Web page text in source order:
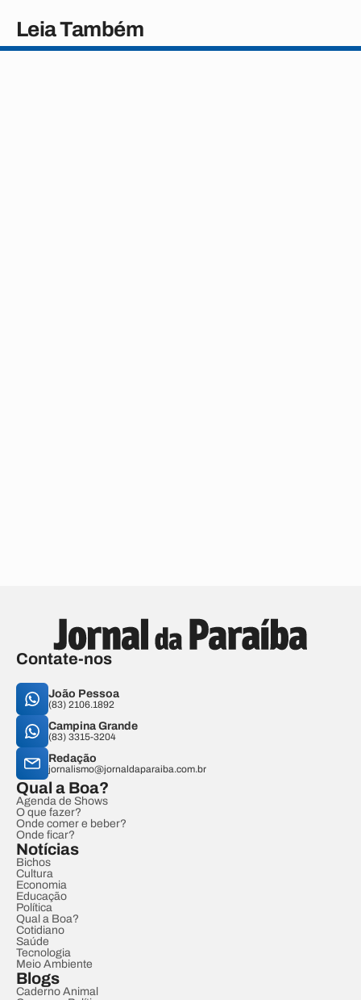
Leia Também
Contate-nos
João Pessoa
(83) 2106.1892
Campina Grande
(83) 3315-3204
Redação
jornalismo@jornaldaparaiba.com.br
Qual a Boa?
Agenda de Shows
O que fazer?
Onde comer e beber?
Onde ficar?
Notícias
Bichos
Cultura
Economia
Educação
Política
Qual a Boa?
Cotidiano
Saúde
Tecnologia
Meio Ambiente
Blogs
Caderno Animal